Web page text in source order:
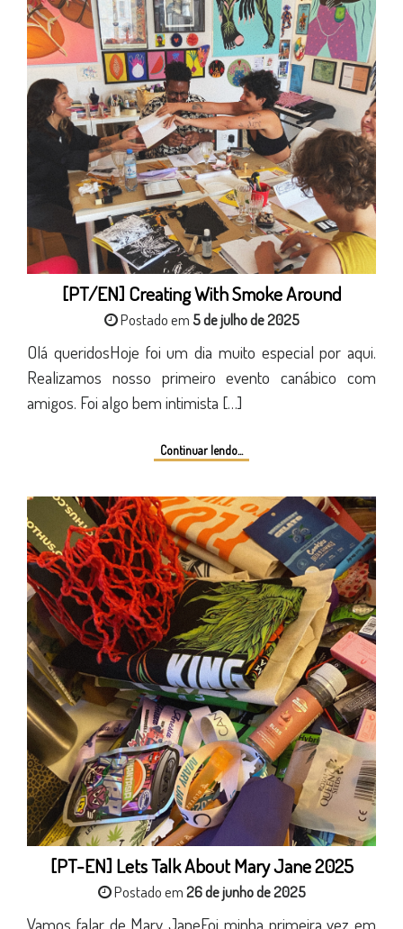
[PT/EN] Creating With Smoke Around
Postado em 5 de julho de 2025
Olá queridosHoje foi um dia muito especial por aqui.
Realizamos nosso primeiro evento canábico com
amigos. Foi algo bem intimista […]
Continuar lendo...
[PT-EN] Lets Talk About Mary Jane 2025
Postado em26 de junho de 2025
Vamos falar de Mary JaneFoi minha primeira vez em